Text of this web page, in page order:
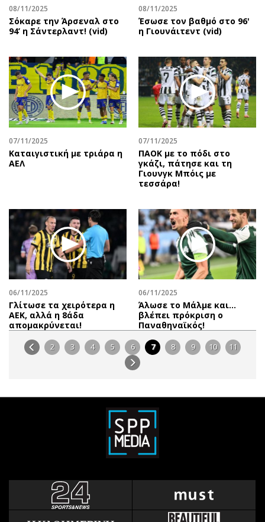
08/11/2025
Σόκαρε την Άρσεναλ στο
94’ η Σάντερλαντ! (vid)
08/11/2025
Έσωσε τον βαθμό στο 96'
η Γιουνάιτεντ (vid)
07/11/2025
Καταιγιστική με τριάρα η
ΑΕΛ
07/11/2025
ΠΑΟΚ με το πόδι στο
γκάζι, πάτησε και τη
Γιουνγκ Μπόις με
τεσσάρα!
06/11/2025
Γλίτωσε τα χειρότερα η
ΑΕΚ, αλλά η 8άδα
απομακρύνεται!
06/11/2025
Άλωσε το Μάλμε και...
βλέπει πρόκριση ο
Παναθηναϊκός!
2 3 4 5 6 7 8 9 10 11